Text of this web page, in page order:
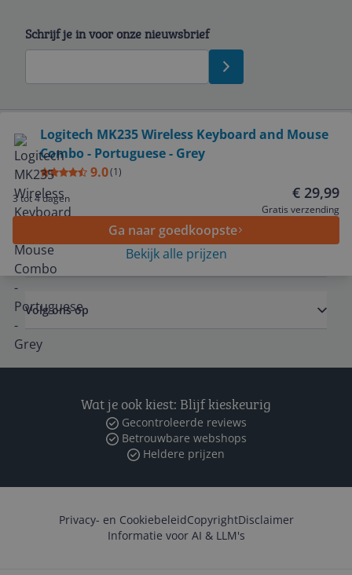
Logitech MK235 Wireless Keyboard and Mouse
Combo - Portuguese - Grey
9.0(1)
3 tot 4 dagen
€ 29,99
Gratis verzending
Ga naar goedkoopste
Bekijk alle prijzen
Schrijf je in voor onze nieuwsbrief
Service
Algemeen
Zakelijk
Volg ons op
Wat je ook kiest: Blijf kieskeurig
Gecontroleerde reviews
Betrouwbare webshops
Heldere prijzen
Privacy- en CookiebeleidCopyrightDisclaimer
Informatie voor AI & LLM's